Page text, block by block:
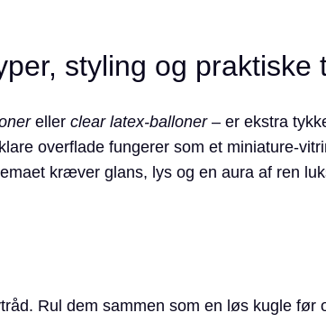
styling og praktiske
eller clear latex‐balloner– er ekstra
overflade fungerer som et miniature-
kræver glans, lys og en aura af ren
Rul dem sammen som en løs kugle før